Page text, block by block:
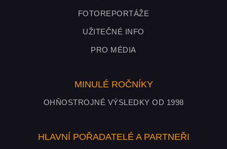
FOTOREPORTÁŽE
UŽITEČNÉ INFO
PRO MÉDIA
MINULÉ ROČNÍKY
OHŇOSTROJNÉ VÝSLEDKY OD 1998
HLAVNÍ POŘADATELÉ A PARTNEŘI